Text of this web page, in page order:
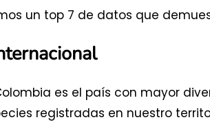
un top 7 de datos que
es el país con mayor
registradas en nuestro